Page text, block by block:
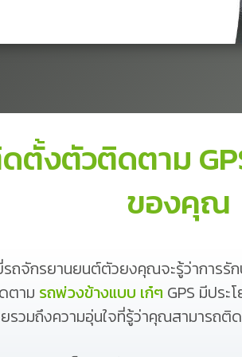
ตั้งตัวติดตาม
ของคุณ
ถจักรยานยนต์ตัวยงคุณจะรู้ว่าการ
ตาม รถพ่วงข้างแบบ เก๋ๆ GPS มีปร
รวมถึงความอุ่นใจที่รู้ว่าคุณสามารถ